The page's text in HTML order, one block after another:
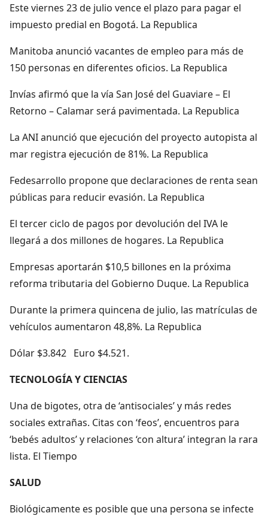
Este viernes 23 de julio vence el plazo para pagar el
impuesto predial en Bogotá. La Republica
Manitoba anunció vacantes de empleo para más de
150 personas en diferentes oficios. La Republica
Invías afirmó que la vía San José del Guaviare – El
Retorno – Calamar será pavimentada. La Republica
La ANI anunció que ejecución del proyecto autopista al
mar registra ejecución de 81%. La Republica
Fedesarrollo propone que declaraciones de renta sean
públicas para reducir evasión. La Republica
El tercer ciclo de pagos por devolución del IVA le
llegará a dos millones de hogares. La Republica
Empresas aportarán $10,5 billones en la próxima
reforma tributaria del Gobierno Duque. La Republica
Durante la primera quincena de julio, las matrículas de
vehículos aumentaron 48,8%. La Republica
Dólar $3.842 Euro $4.521.
TECNOLOGÍA Y CIENCIAS
Una de bigotes, otra de ‘antisociales’ y más redes
sociales extrañas. Citas con ‘feos’, encuentros para
‘bebés adultos’ y relaciones ‘con altura’ integran la rara
lista. El Tiempo
SALUD
Biológicamente es posible que una persona se infecte